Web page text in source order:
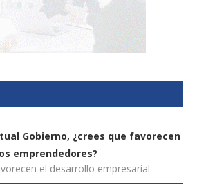
Gobierno, ¿crees que favorecen
emprendedores?
el desarrollo empresarial.